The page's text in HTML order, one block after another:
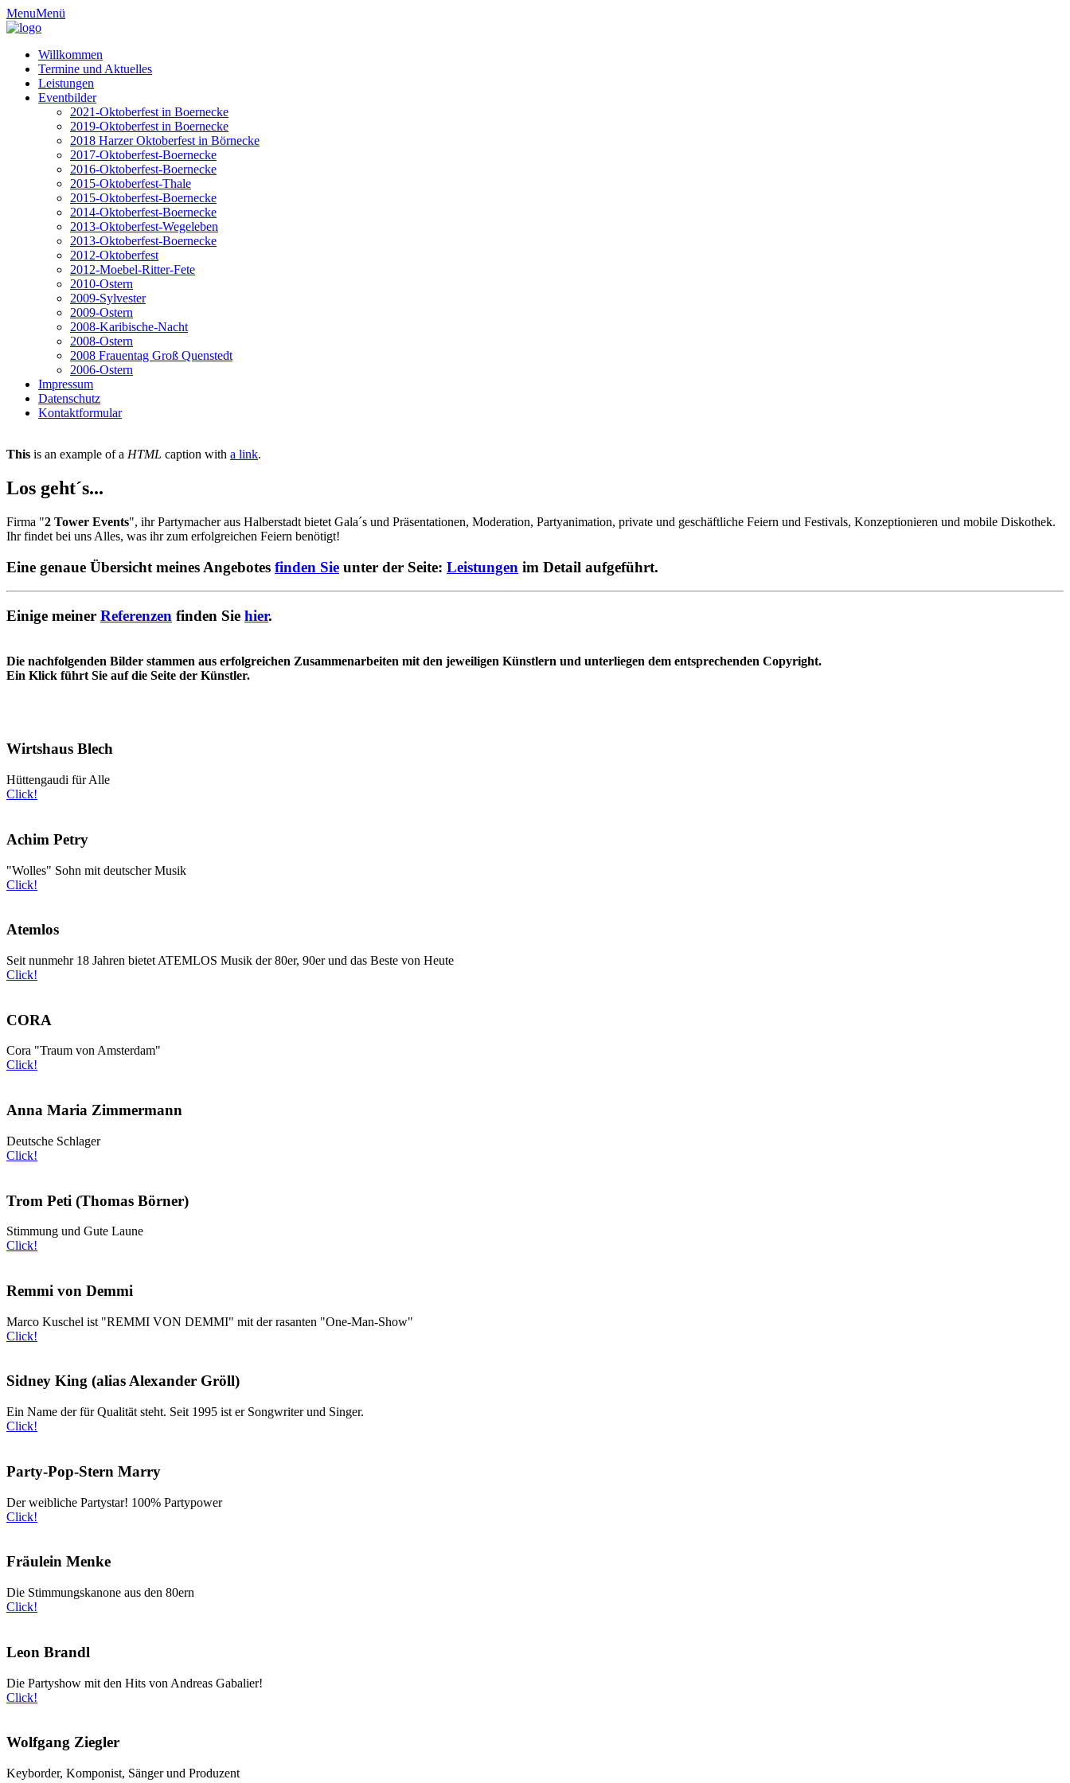
MenuMenü
Willkommen
Termine und Aktuelles
Leistungen
Eventbilder
2021-Oktoberfest in Boernecke
2019-Oktoberfest in Boernecke
2018 Harzer Oktoberfest in Börnecke
2017-Oktoberfest-Boernecke
2016-Oktoberfest-Boernecke
2015-Oktoberfest-Thale
2015-Oktoberfest-Boernecke
2014-Oktoberfest-Boernecke
2013-Oktoberfest-Wegeleben
2013-Oktoberfest-Boernecke
2012-Oktoberfest
2012-Moebel-Ritter-Fete
2010-Ostern
2009-Sylvester
2009-Ostern
2008-Karibische-Nacht
2008-Ostern
2008 Frauentag Groß Quenstedt
2006-Ostern
Impressum
Datenschutz
Kontaktformular
This is an example of a HTML caption with a link.
Los geht´s...
Firma "2 Tower Events", ihr Partymacher aus Halberstadt bietet Gala´s und Präsentationen, Moderation, Partyanimation, private und geschäftliche Feiern und Festivals, Konzeptionieren und mobile Diskothek.
Ihr findet bei uns Alles, was ihr zum erfolgreichen Feiern benötigt!
Eine genaue Übersicht meines Angebotes finden Sie unter der Seite: Leistungen im Detail aufgeführt.
Einige meiner Referenzen finden Sie hier.
Die nachfolgenden Bilder stammen aus erfolgreichen Zusammenarbeiten mit den jeweiligen Künstlern und unterliegen dem entsprechenden Copyright.
Ein Klick führt Sie auf die Seite der Künstler.
Wirtshaus Blech
Hüttengaudi für Alle
Click!
Achim Petry
"Wolles" Sohn mit deutscher Musik
Click!
Atemlos
Seit nunmehr 18 Jahren bietet ATEMLOS Musik der 80er, 90er und das Beste von Heute
Click!
CORA
Cora "Traum von Amsterdam"
Click!
Anna Maria Zimmermann
Deutsche Schlager
Click!
Trom Peti (Thomas Börner)
Stimmung und Gute Laune
Click!
Remmi von Demmi
Marco Kuschel ist "REMMI VON DEMMI" mit der rasanten "One-Man-Show"
Click!
Sidney King (alias Alexander Gröll)
Ein Name der für Qualität steht. Seit 1995 ist er Songwriter und Singer.
Click!
Party-Pop-Stern Marry
Der weibliche Partystar! 100% Partypower
Click!
Fräulein Menke
Die Stimmungskanone aus den 80ern
Click!
Leon Brandl
Die Partyshow mit den Hits von Andreas Gabalier!
Click!
Wolfgang Ziegler
Keyborder, Komponist, Sänger und Produzent